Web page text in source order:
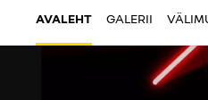
AVALEHT GALERII